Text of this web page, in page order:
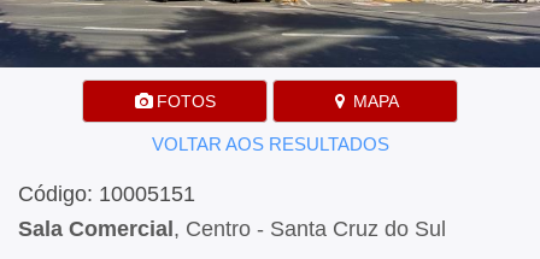
FOTOS MAPA
VOLTAR AOS RESULTADOS
Código: 10005151
Sala Comercial , Centro - Santa Cruz do Sul